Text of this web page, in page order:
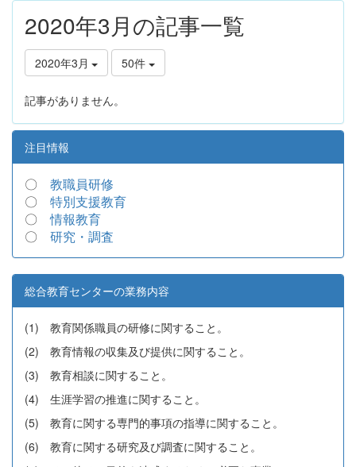
2020年3月の記事一覧
2020年3月 50件
記事がありません。
注目情報
〇 教職員研修
〇 特別支援教育
〇情報教育
〇 研究・調査
総合教育センターの業務内容
(1) 教育関係職員の研修に関すること。
(2) 教育情報の収集及び提供に関すること。
(3) 教育相談に関すること。
(4) 生涯学習の推進に関すること。
(5) 教育に関する専門的事項の指導に関すること。
(6) 教育に関する研究及び調査に関すること。